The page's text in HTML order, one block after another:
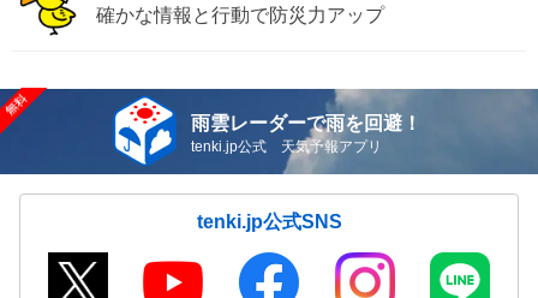
確かな情報と行動で防災力アップ
雨雲レーダーで雨を回避！
tenki.jp公式 天気予報アプリ
tenki.jp公式SNS